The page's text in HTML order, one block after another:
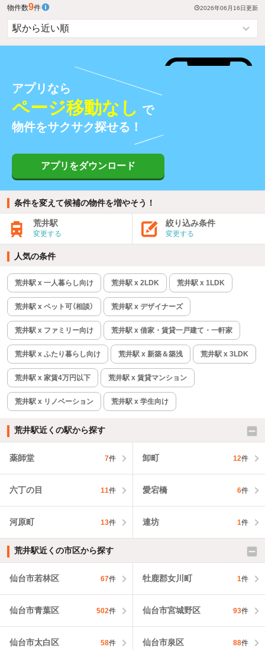
物件数9件 2026年06月16日更新
アプリなら
ページ移動なし で
物件をサクサク探せる！
アプリをダウンロード
条件を変えて候補の物件を増やそう！
荒井駅
変更する
絞り込み条件
変更する
人気の条件
荒井駅 x 一人暮らし向け 荒井駅 x 2LDK 荒井駅 x 1LDK
荒井駅 x ペット可（相談） 荒井駅 x デザイナーズ
荒井駅 x ファミリー向け 荒井駅 x 借家・賃貸一戸建て・一軒家
荒井駅 x ふたり暮らし向け 荒井駅 x 新築＆築浅 荒井駅 x 3LDK
荒井駅 x 家賃4万円以下 荒井駅 x 賃貸マンション
荒井駅 x リノベーション 荒井駅 x 学生向け
荒井駅近くの駅から探す
薬師堂 7件 卸町 12件
六丁の目 11件 愛宕橋 6件
河原町 13件 連坊 1件
荒井駅近くの市区から探す
仙台市若林区 67件 牡鹿郡女川町 1件
仙台市青葉区 502件 仙台市宮城野区 93件
仙台市太白区 58件 仙台市泉区 88件